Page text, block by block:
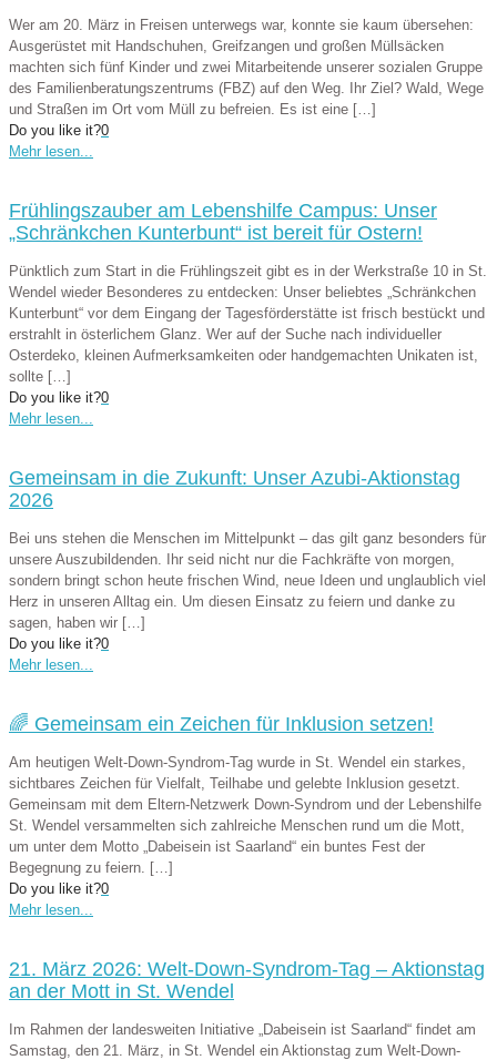
Wer am 20. März in Freisen unterwegs war, konnte sie kaum übersehen:
Ausgerüstet mit Handschuhen, Greifzangen und großen Müllsäcken
machten sich fünf Kinder und zwei Mitarbeitende unserer sozialen Gruppe
des Familienberatungszentrums (FBZ) auf den Weg. Ihr Ziel? Wald, Wege
und Straßen im Ort vom Müll zu befreien. Es ist eine […]
Do you like it?0
Mehr lesen...
Frühlingszauber am Lebenshilfe Campus: Unser
„Schränkchen Kunterbunt“ ist bereit für Ostern!
Pünktlich zum Start in die Frühlingszeit gibt es in der Werkstraße 10 in St.
Wendel wieder Besonderes zu entdecken: Unser beliebtes „Schränkchen
Kunterbunt“ vor dem Eingang der Tagesförderstätte ist frisch bestückt und
erstrahlt in österlichem Glanz. Wer auf der Suche nach individueller
Osterdeko, kleinen Aufmerksamkeiten oder handgemachten Unikaten ist,
sollte […]
Do you like it?0
Mehr lesen...
Gemeinsam in die Zukunft: Unser Azubi-Aktionstag
2026
Bei uns stehen die Menschen im Mittelpunkt – das gilt ganz besonders für
unsere Auszubildenden. Ihr seid nicht nur die Fachkräfte von morgen,
sondern bringt schon heute frischen Wind, neue Ideen und unglaublich viel
Herz in unseren Alltag ein. Um diesen Einsatz zu feiern und danke zu
sagen, haben wir […]
Do you like it?0
Mehr lesen...
🌈 Gemeinsam ein Zeichen für Inklusion setzen!
Am heutigen Welt-Down-Syndrom-Tag wurde in St. Wendel ein starkes,
sichtbares Zeichen für Vielfalt, Teilhabe und gelebte Inklusion gesetzt.
Gemeinsam mit dem Eltern-Netzwerk Down-Syndrom und der Lebenshilfe
St. Wendel versammelten sich zahlreiche Menschen rund um die Mott,
um unter dem Motto „Dabeisein ist Saarland“ ein buntes Fest der
Begegnung zu feiern. […]
Do you like it?0
Mehr lesen...
21. März 2026: Welt-Down-Syndrom-Tag – Aktionstag
an der Mott in St. Wendel
Im Rahmen der landesweiten Initiative „Dabeisein ist Saarland“ findet am
Samstag, den 21. März, in St. Wendel ein Aktionstag zum Welt-Down-